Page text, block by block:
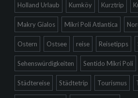
Holland Urlaub Kumköy Kurztrip
Makry Gialos Mikri Poli Atlantica
Ostern Ostsee reise Reisetipps
Sehenswürdigkeiten Sentido Mikri Poli
Städtereise Städtetrip Tourismus